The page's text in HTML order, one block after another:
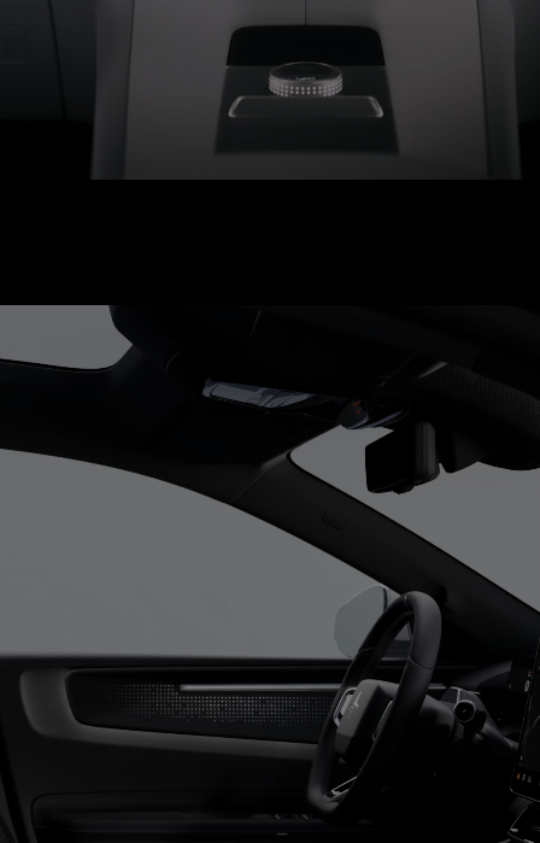
Toit en verre électrochrome
Un film électrochromique en option ajoute une couche de
liquides au toit panoramique afin de réduire l’éblouissement.
depuis l’écran central, le verre peut passer d’un état opaque à
transparent, selon qu’on souhaite bloquer la lumière ou la laisser
Disponible comme amélioration. Toit panoramique monté de